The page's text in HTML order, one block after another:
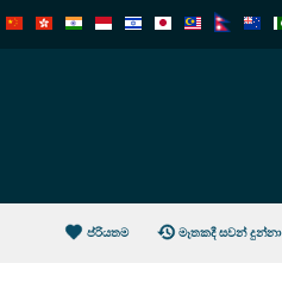
ප්රියතම මෑතකදී සවන් දුන්නා